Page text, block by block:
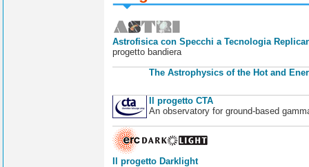
Astrofisica con Specchi a Tecnologia
progetto bandiera
The Astrophysics of the Hot and
Il progetto CTA
An observatory for ground-based
Il progetto Darklight